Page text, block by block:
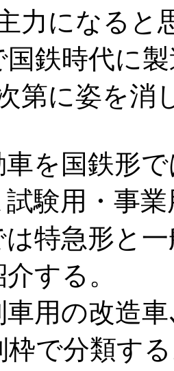
力になると
国鉄時代に
第に姿を消
車を国鉄形
試験用・事業
は特急形と
する。
車用の改造
枠で分類す